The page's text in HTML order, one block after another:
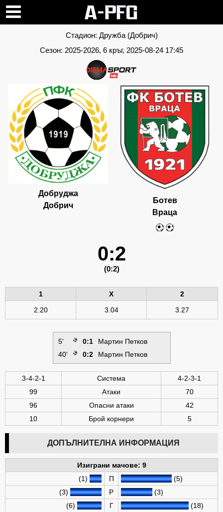
Стадион: Дружба (Добрич)
Сезон: 2025-2026, 6 кръг, 2025-08-24 17:45
Добруджа
Добрич
Ботев
Враца
0:2
(0:2)
1 X
2
2.20
3.04 3.27
5' 0:1
Мартин Петков
40'
0:2 Мартин Петков
3-4-2-1 Система
4-2-3-1
99
Атаки
70
96
Опасни атаки
42
10
Брой корнери 5
ДОПЪЛНИТЕЛНА ИНФОРМАЦИЯ
Изиграни мачове: 9
(1)
П
(5)
(3)
Р
(3)
(6)
Г (18)